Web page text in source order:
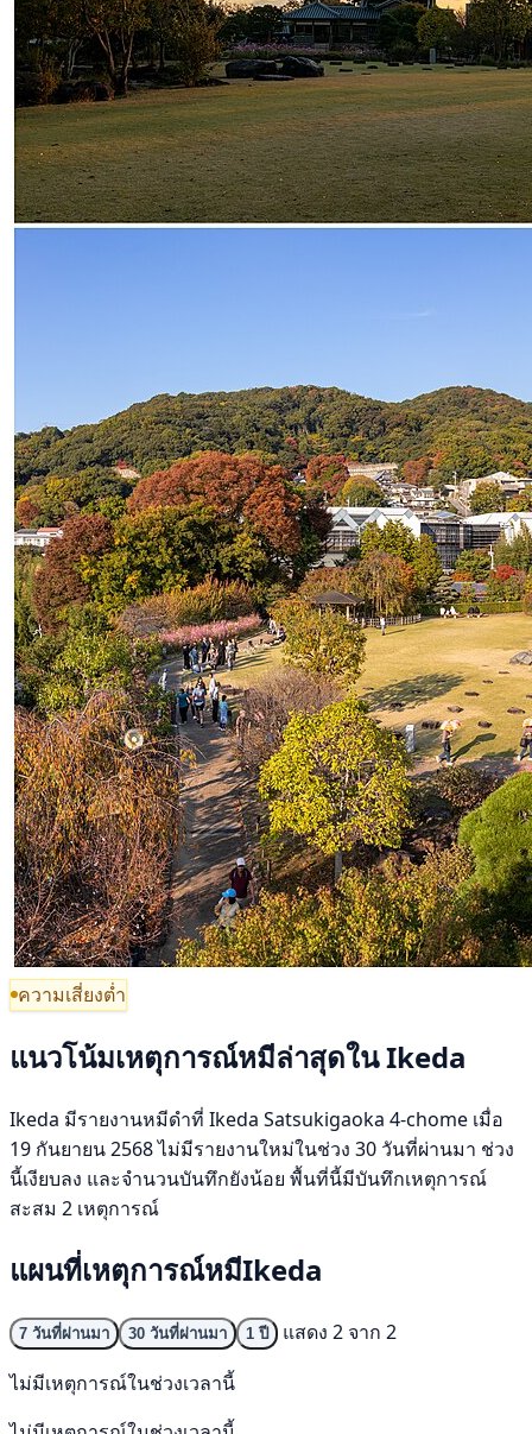
ความเสี่ยงต่ำ
แนวโน้มเหตุการณ์หมีล่าสุดใน Ikeda
Ikeda มีรายงานหมีดำที่ Ikeda Satsukigaoka 4-chome เมื่อ
19 กันยายน 2568 ไม่มีรายงานใหม่ในช่วง 30 วันที่ผ่านมา ช่วง
นี้เงียบลง และจำนวนบันทึกยังน้อย พื้นที่นี้มีบันทึกเหตุการณ์
สะสม 2 เหตุการณ์
แผนที่เหตุการณ์หมีIkeda
7 วันที่ผ่านมา 30 วันที่ผ่านมา 1 ปี
แสดง 2 จาก 2
ไม่มีเหตุการณ์ในช่วงเวลานี้